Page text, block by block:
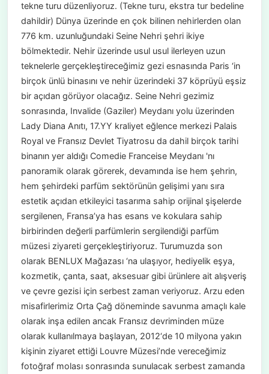
tekne turu düzenliyoruz. (Tekne turu, ekstra tur bedeline
dahildir) Dünya üzerinde en çok bilinen nehirlerden olan
776 km. uzunluğundaki Seine Nehri şehri ikiye
bölmektedir. Nehir üzerinde usul usul ilerleyen uzun
teknelerle gerçekleştireceğimiz gezi esnasında Paris ‘in
birçok ünlü binasını ve nehir üzerindeki 37 köprüyü eşsiz
bir açıdan görüyor olacağız. Seine Nehri gezimiz
sonrasında, Invalide (Gaziler) Meydanı yolu üzerinden
Lady Diana Anıtı, 17.YY kraliyet eğlence merkezi Palais
Royal ve Fransız Devlet Tiyatrosu da dahil birçok tarihi
binanın yer aldığı Comedie Franceise Meydanı 'nı
panoramik olarak görerek, devamında ise hem şehrin,
hem şehirdeki parfüm sektörünün gelişimi yanı sıra
estetik açıdan etkileyici tasarıma sahip orijinal şişelerde
sergilenen, Fransa’ya has esans ve kokulara sahip
birbirinden değerli parfümlerin sergilendiği parfüm
müzesi ziyareti gerçekleştiriyoruz. Turumuzda son
olarak BENLUX Mağazası ‘na ulaşıyor, hediyelik eşya,
kozmetik, çanta, saat, aksesuar gibi ürünlere ait alışveriş
ve çevre gezisi için serbest zaman veriyoruz. Arzu eden
misafirlerimiz Orta Çağ döneminde savunma amaçlı kale
olarak inşa edilen ancak Fransız devriminden müze
olarak kullanılmaya başlayan, 2012‘de 10 milyona yakın
kişinin ziyaret ettiği Louvre Müzesi’nde vereceğimiz
fotoğraf molası sonrasında sunulacak serbest zamanda